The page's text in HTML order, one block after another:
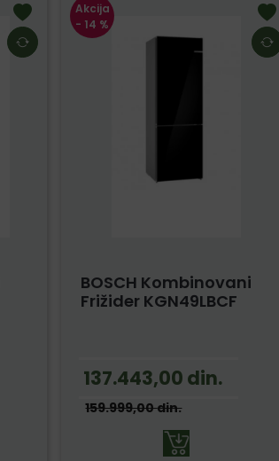
Akcija
- 14 %
BOSCH Kombinovani
Frižider KGN49LBCF
137.443,00 din.
159.999,00din.